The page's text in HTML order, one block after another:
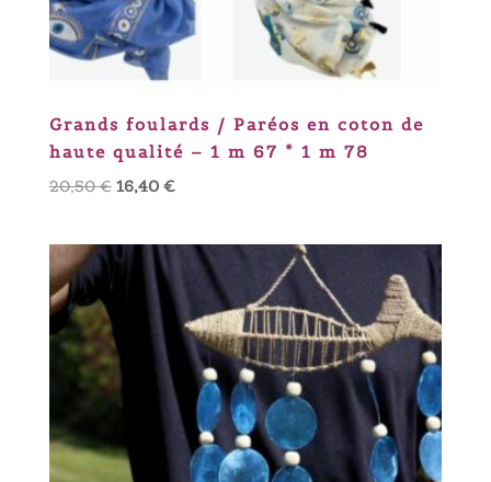
Grands foulards / Paréos en coton de
haute qualité – 1 m 67 * 1 m 78
20,50€ Le
était :
20,50 €.
16,40 €Le
est :
16,40 €.